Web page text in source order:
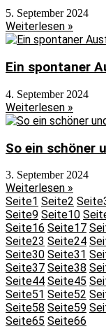
5. September 2024
Weiterlesen »
Ein spontaner
4. September 2024
Weiterlesen »
So ein schöner
3. September 2024
Weiterlesen »
Seite1 Seite2 Seite
Seite9 Seite10
Seite16 Seite17
Seite23 Seite24
Seite30 Seite31
Seite37 Seite38
Seite44 Seite45
Seite51 Seite52
Seite58 Seite59
Seite65 Seite66